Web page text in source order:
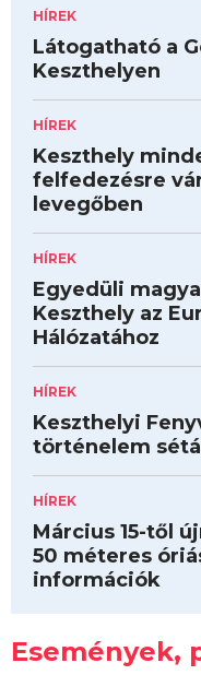
HÍREK
Látogatható a
Keszthelyen
HÍREK
Keszthely
felfedezésre
levegőben
HÍREK
Egyedüli
Keszthely az
Hálózatához
HÍREK
Keszthelyi
történelem
HÍREK
Március 15-től
50 méteres
információk
Események,